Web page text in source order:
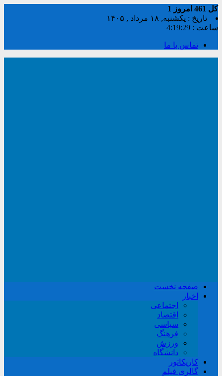
کل امروز
1
تاریخ : یکشنبه, ۱۸ مرداد , ۱۴۰۵
ساعت : 4:19:29
تماس با ما
صفحه نخست
اخبار
اجتماعی
اقتصاد
سیاسی
فرهنگ
ورزش
دانشگاه
کاریکاتور
گالری فیلم